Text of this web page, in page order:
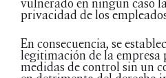
privacidad de los
En consecuencia, se
legitimación de la empresa
medidas de control sin un